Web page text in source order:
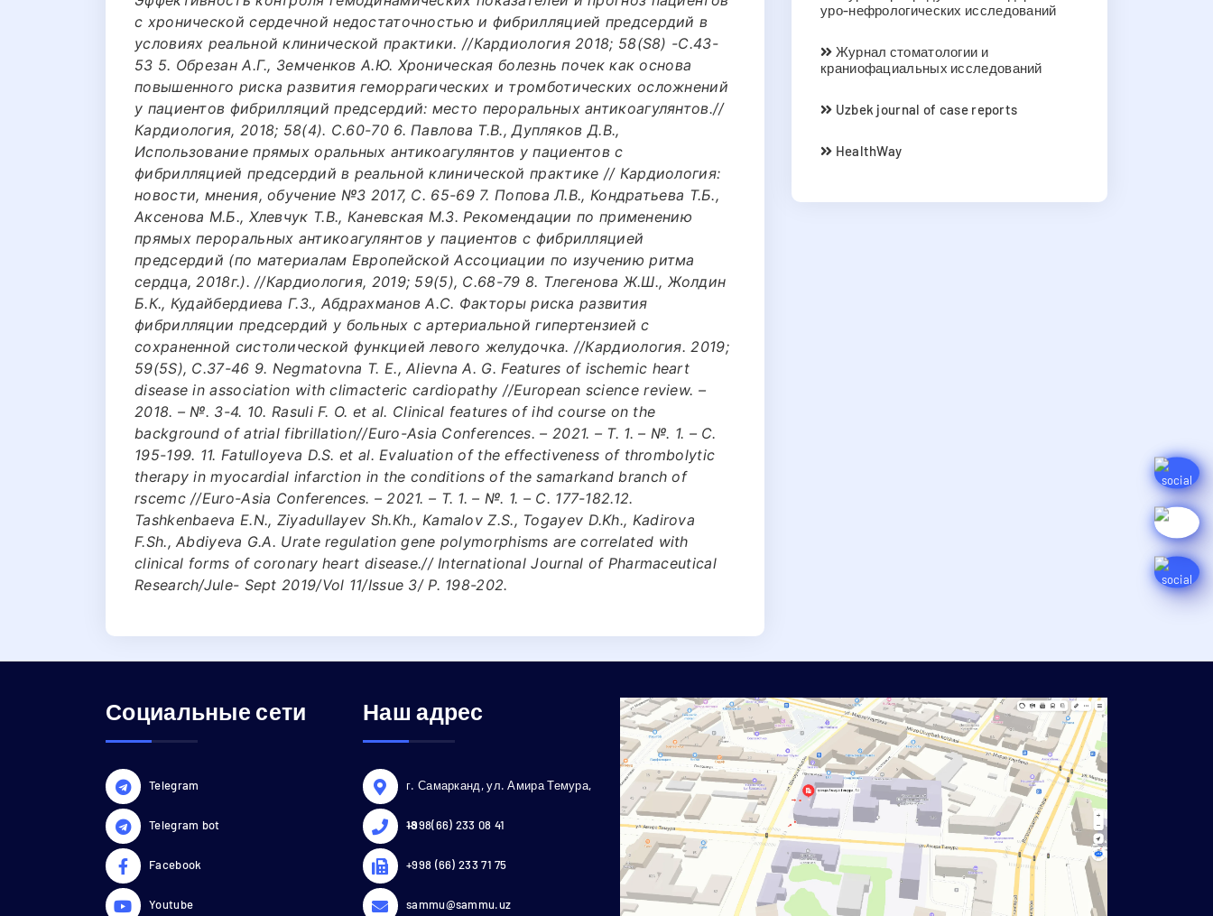
с хронической сердечной недостаточностью и фибрилляцией предсердий в
условиях реальной клинической практики. //Кардиология 2018; 58(S8) -С.43-
53 5. Обрезан А.Г., Земченков А.Ю. Хроническая болезнь почек как основа
повышенного риска развития геморрагических и тромботических осложнений
у пациентов фибрилляций предсердий: место пероральных антикоагулянтов.//
Кардиология, 2018; 58(4). С.60-70 6. Павлова T.B., Дупляков Д.В.,
Использование прямых оральных антикоагулянтов у пациентов с
фибрилляцией предсердий в реальной клинической практике // Кардиология:
новости, мнения, обучение №3 2017, С. 65-69 7. Попова Л.В., Кондратьева Т.Б.,
Аксенова М.Б., Хлевчук Т.В., Каневская М.З. Рекомендации по применению
прямых пероральных антикоагулянтов у пациентов с фибрилляцией
предсердий (по материалам Европейской Ассоциации по изучению ритма
сердца, 2018г.). //Кардиология, 2019; 59(5), С.68-79 8. Тлегенова Ж.Ш., Жолдин
Б.К., Кудайбердиева Г.З., Абдрахманов А.С. Факторы риска развития
фибрилляции предсердий у больных с артериальной гипертензией с
сохраненной систолической функцией левого желудочка. //Кардиология. 2019;
59(5S), С.37-46 9. Negmatovna T. E., Alievna A. G. Features of ischemic heart
disease in association with climacteric cardiopathy //European science review. –
2018. – №. 3-4. 10. Rasuli F. O. et al. Clinical features of ihd course on the
background of atrial fibrillation//Euro-Asia Conferences. – 2021. – Т. 1. – №. 1. – С.
195-199. 11. Fatulloyeva D.S. et al. Evaluation of the effectiveness of thrombolytic
therapy in myocardial infarction in the conditions of the samarkand branch of
rscemc //Euro-Asia Conferences. – 2021. – Т. 1. – №. 1. – С. 177-182.12.
Tashkenbaeva E.N., Ziyadullayev Sh.Кh., Kamalov Z.S., Togayev D.Kh., Kadirova
F.Sh., Abdiyeva G.A. Urate regulation gene polymorphisms are correlated with
clinical forms of coronary heart disease.// International Journal of Pharmaceutical
Research/Jule- Sept 2019/Vol 11/Issue 3/ P. 198-202.
уро-нефрологических исследований
Журнал стоматологии и
краниофациальных исследований
Uzbek journal of case reports
HealthWay
Социальные сети
Telegram
Telegram bot
Facebook
Youtube
Наш адрес
г. Самарканд, ул. Амира Темура,
18
+998(66) 233 08 41
+998 (66) 233 71 75
sammu@sammu.uz